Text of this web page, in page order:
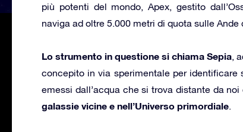
più potenti del mondo, Apex, gestito
naviga ad oltre 5.000 metri di quota sulle Ande
Lo strumento in questione si chiama Sepia,
concepito in via sperimentale per
emessi dall’acqua che si trova distante da
galassie vicine e nell’Universo primordiale.